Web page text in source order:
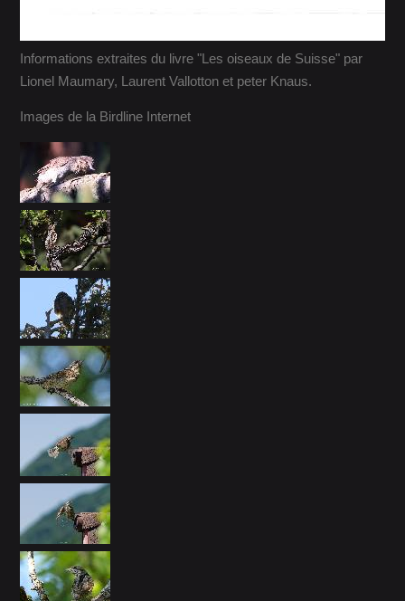
Informations extraites du livre "Les oiseaux de Suisse" par
Lionel Maumary, Laurent Vallotton et peter Knaus.
Images de la Birdline Internet